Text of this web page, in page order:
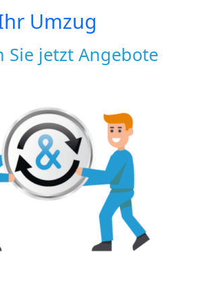
Umzug
Sie jetzt Angebote